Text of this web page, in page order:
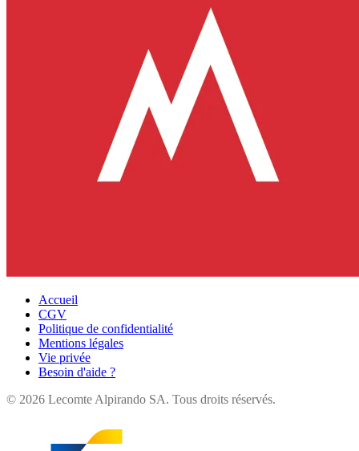
Accueil
CGV
Politique de confidentialité
Mentions légales
Vie privée
Besoin d'aide ?
© 2026 Lecomte Alpirando SA. Tous droits réservés.